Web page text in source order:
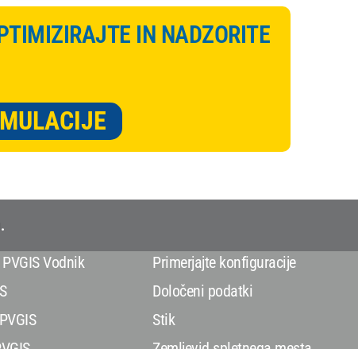
IN NADZORITE
Vodnik
Primerjajte konfiguracije
Določeni podatki
Stik